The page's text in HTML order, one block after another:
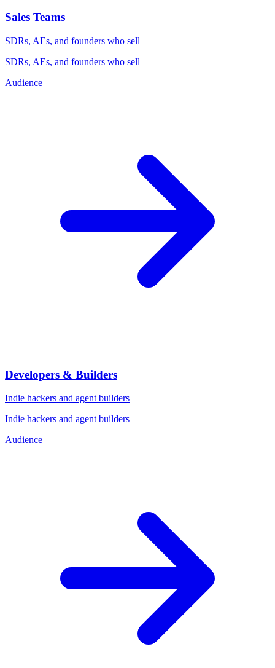
Sales Teams
SDRs, AEs, and founders who sell
SDRs, AEs, and founders who sell
Audience
Developers & Builders
Indie hackers and agent builders
Indie hackers and agent builders
Audience